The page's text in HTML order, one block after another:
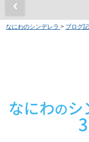
なにわのシンデレラ > ブログ
なにわのシ
3